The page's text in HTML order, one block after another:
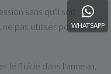
WHATSAPP
sans qu'il soit
pas utiliser pour l'eau
le fluide dans l'anneau,